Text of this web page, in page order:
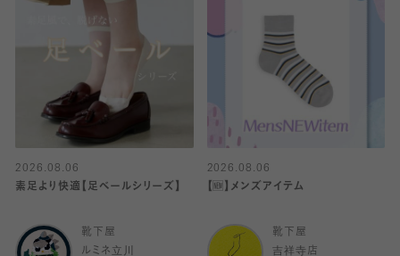
2026.08.06
素足より快適【足ベールシリーズ】
靴下屋
ルミネ立川
2026.08.06
【🆕】メンズアイテム
靴下屋
吉祥寺店